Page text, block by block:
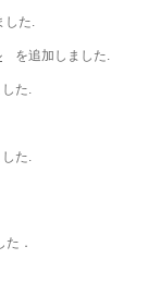
した.
を追加しました.
た.
た.
た．